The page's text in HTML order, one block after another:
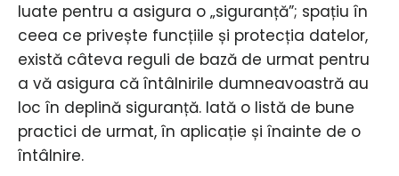
luate pentru a asigura o „siguranță”; spațiu în
ceea ce privește funcțiile și protecția datelor,
există câteva reguli de bază de urmat pentru
a vă asigura că întâlnirile dumneavoastră au
loc în deplină siguranță. Iată o listă de bune
practici de urmat, în aplicație și înainte de o
întâlnire.